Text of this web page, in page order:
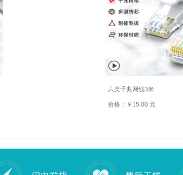
六类千兆网线3米
价格：￥15.00 元